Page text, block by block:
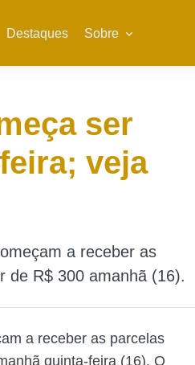
Destaques Sobre
ser
veja
a receber as
de R$ 300 amanhã (16).
a receber as parcelas
quinta-feira (16). O